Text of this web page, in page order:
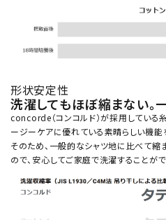
形状安定性
洗濯してもほぼ縮まない。
concorde（コンコルド）が採用している
ージーケアに優れている素晴らしい機能
そのため、一般的なシャツ地に比べて縮
ので、安心してご家庭で洗濯することがで